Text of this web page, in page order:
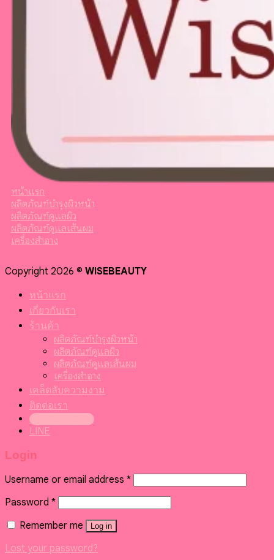
หน้าแรก
ผลิตภัณฑ์บำรุงผิวหน้า
ผลิตภัณฑ์ดูแลผิว
ผลิตภัณฑ์ดูแลเส้นผม
เครื่องสำอาง
Copyright 2026 © WISEBEAUTY
หน้าแรก
เกี่ยวกับเรา
ร้านค้า
ผลิตภัณฑ์บำรุงผิวหน้า
ผลิตภัณฑ์ดูแลผิว
ผลิตภัณฑ์ดูแลเส้นผม
เครื่องสำอาง
เคล็ดลับความงาม
ติดต่อเรา
099-095-6416
LINE
Login
Username or email address *
Password *
Remember me
Log in
Lost your password?